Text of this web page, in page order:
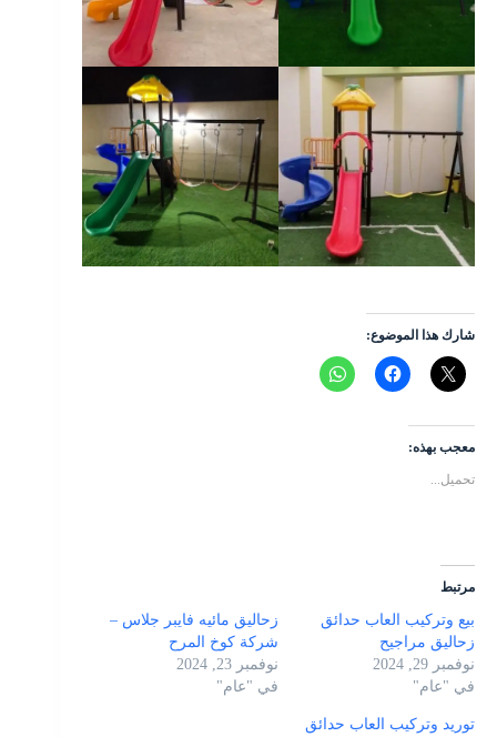
شارك هذا الموضوع:
معجب بهذه:
تحميل...
مرتبط
بيع وتركيب العاب حدائق
زحاليق مراجيح
نوفمبر 29, 2024
في "عام"
زحاليق مائيه فايبر جلاس –
شركة كوخ المرح
نوفمبر 23, 2024
في "عام"
توريد وتركيب العاب حدائق